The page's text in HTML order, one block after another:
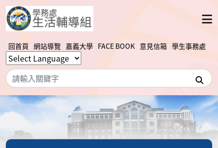
回首頁 網站導覽 嘉義大學 FACE BOOK 意見信箱 學生事務處
搜尋